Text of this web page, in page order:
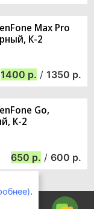
Max Pro
К-2
1400 / 1350
Go,
К-2
650 / 600
.